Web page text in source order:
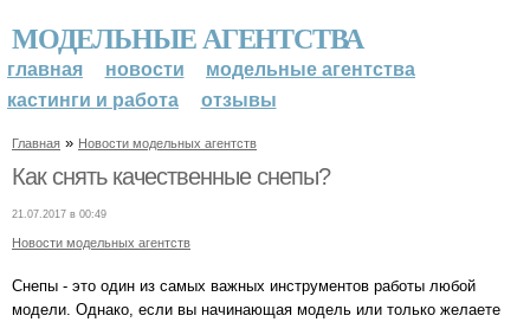
МОДЕЛЬНЫЕ АГЕНТСТВА
главная новости
модельные агентства
кастинги и работа
отзывы
Главная » Новости модельных агентств
Как снять качественные снепы?
21.07.2017 в 00:49
Новости модельных агентств
Снепы - это один из самых важных инструментов работы любой
модели. Однако, если вы начинающая модель или только желаете